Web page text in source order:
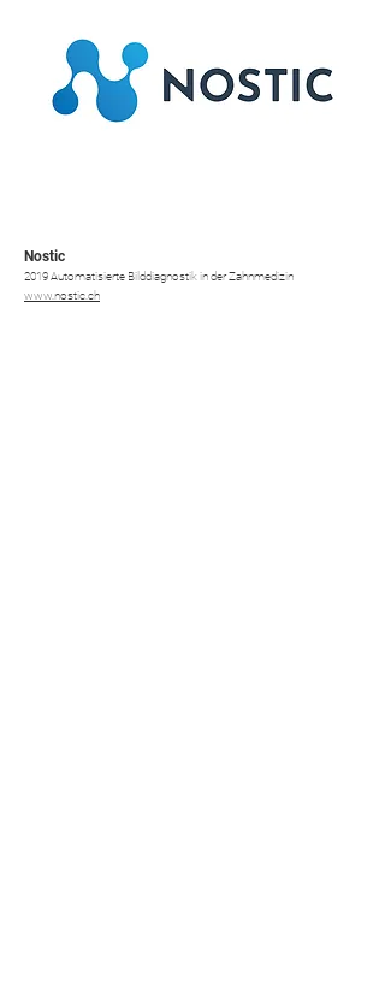
Nostic
2019 Automatisierte Bilddiagnostik in der Zahnmedizin
www.nostic.ch